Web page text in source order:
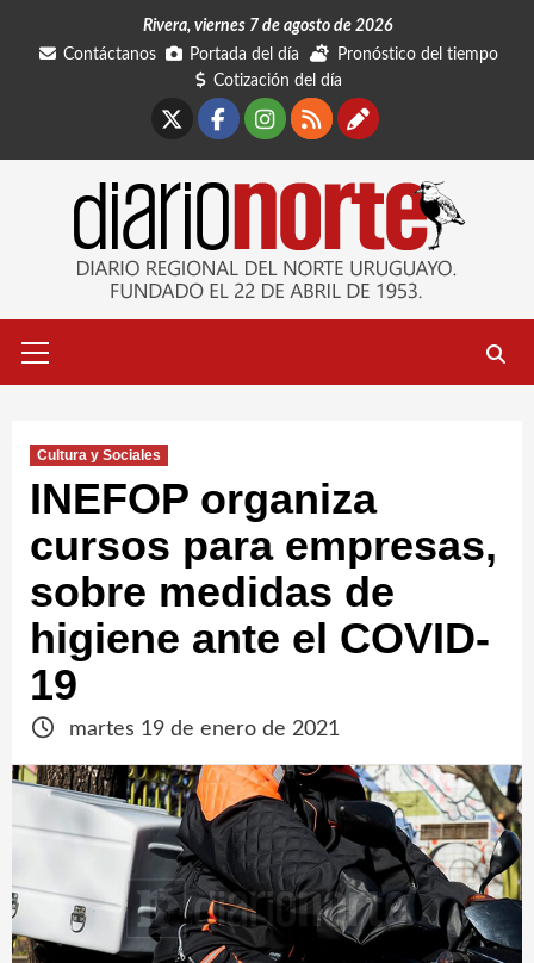
Rivera, viernes 7 de agosto de 2026
Contáctanos
Portada del día
Pronóstico del tiempo
Cotización del día
Facebook
Instagram
RSSContáctanos
primario
Cultura y Sociales
INEFOP organiza
cursos para empresas,
sobre medidas de
higiene ante el COVID-
19
martes 19 de enero de 2021